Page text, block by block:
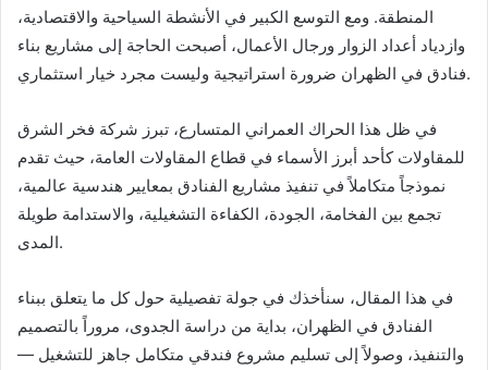
المنطقة. ومع التوسع الكبير في الأنشطة السياحية والاقتصادية،
وازدياد أعداد الزوار ورجال الأعمال، أصبحت الحاجة إلى مشاريع بناء
فنادق في الظهران ضرورة استراتيجية وليست مجرد خيار استثماري.
في ظل هذا الحراك العمراني المتسارع، تبرز شركة فخر الشرق
للمقاولات كأحد أبرز الأسماء في قطاع المقاولات العامة، حيث تقدم
نموذجاً متكاملاً في تنفيذ مشاريع الفنادق بمعايير هندسية عالمية،
تجمع بين الفخامة، الجودة، الكفاءة التشغيلية، والاستدامة طويلة
المدى.
في هذا المقال، سنأخذك في جولة تفصيلية حول كل ما يتعلق ببناء
الفنادق في الظهران، بداية من دراسة الجدوى، مروراً بالتصميم
والتنفيذ، وصولاً إلى تسليم مشروع فندقي متكامل جاهز للتشغيل —